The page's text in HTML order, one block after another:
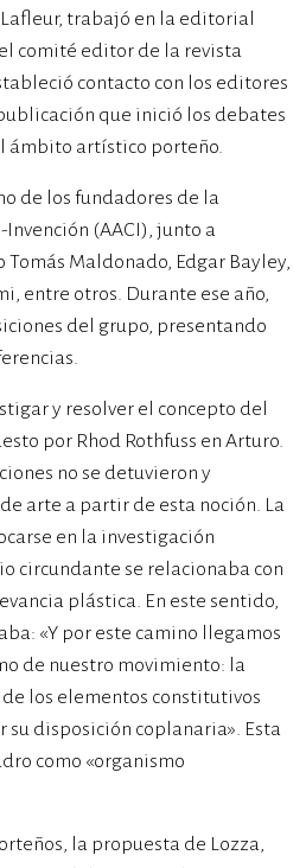
trabajó en la editorial
comité editor de la revista
contacto con los editores
que inició los debates
ámbito artístico porteño.
de los fundadores de la
(AACI), junto a
Maldonado, Edgar Bayley,
entre otros. Durante ese año,
del grupo, presentando
y resolver el concepto del
por Rhod Rothfuss en Arturo.
no se detuvieron y
arte a partir de esta noción. La
en la investigación
circundante se relacionaba con
plástica. En este sentido,
«Y por este camino llegamos
de nuestro movimiento: la
los elementos constitutivos
su disposición coplanaria». Esta
como «organismo
la propuesta de Lozza,